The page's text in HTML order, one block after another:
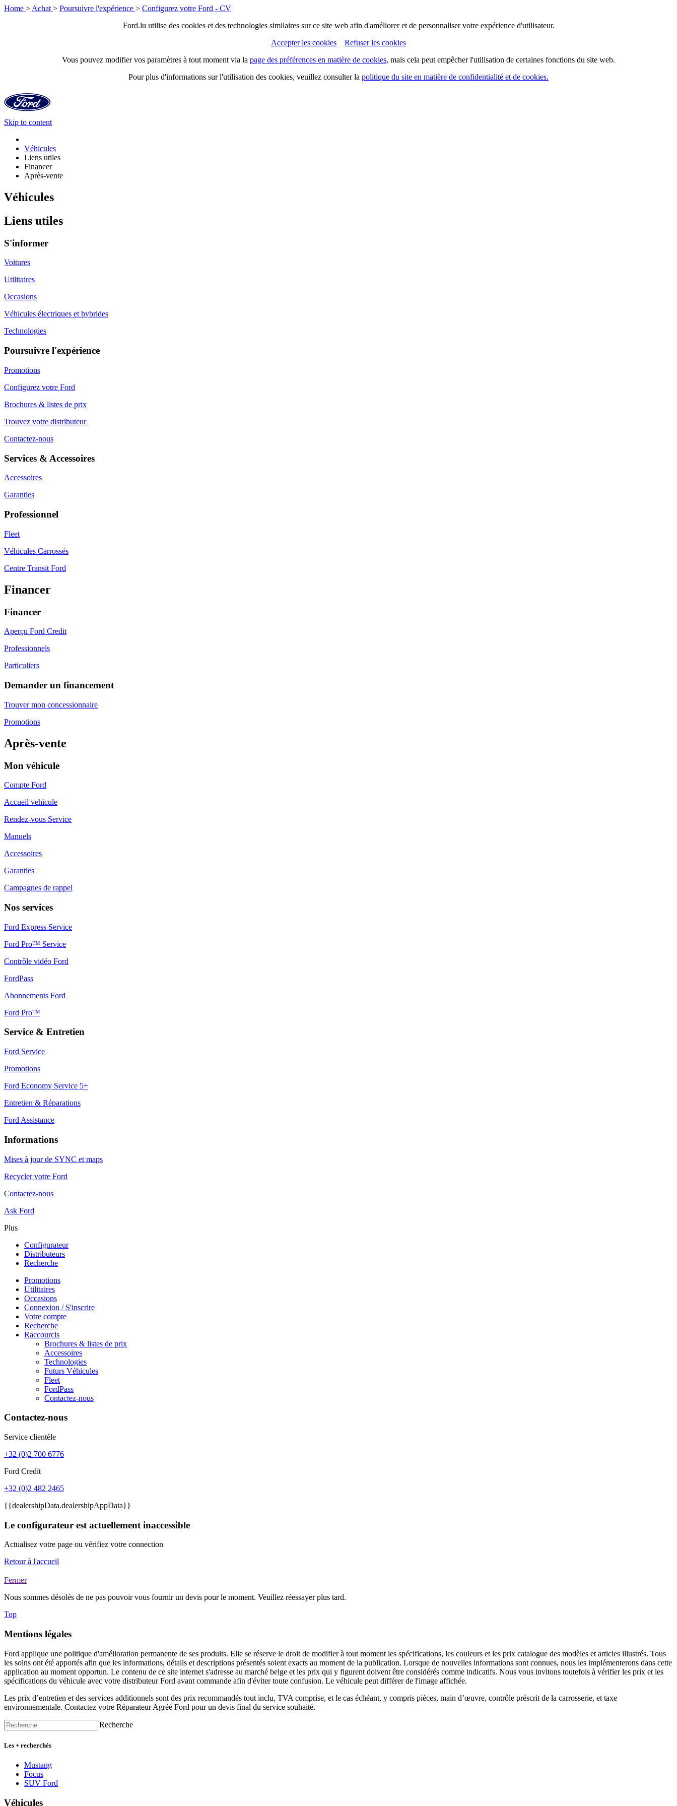
Home > Achat > Poursuivre l'expérience > Configurez votre Ford - CV
Ford.lu utilise des cookies et des technologies similaires sur ce site web afin d'améliorer et de personnaliser votre expérience d'utilisateur.
Accepter les cookies
Refuser les cookies
Vous pouvez modifier vos paramètres à tout moment via la page des préférences en matière de cookies, mais cela peut empêcher l'utilisation de certaines fonctions du site web.
Pour plus d'informations sur l'utilisation des cookies, veuillez consulter la politique du site en matière de confidentialité et de cookies.
Skip to content
Véhicules
Liens utiles
Financer
Après-vente
Véhicules
Liens utiles
S'informer
Voitures
Utilitaires
Occasions
Véhicules électriques et hybrides
Technologies
Poursuivre l'expérience
Promotions
Configurez votre Ford
Brochures & listes de prix
Trouvez votre distributeur
Contactez-nous
Services & Accessoires
Accessoires
Garanties
Professionnel
Fleet
Véhicules Carrossés
Centre Transit Ford
Financer
Financer
Aperçu Ford Credit
Professionnels
Particuliers
Demander un financement
Trouver mon concessionnaire
Promotions
Après-vente
Mon véhicule
Compte Ford
Accueil vehicule
Rendez-vous Service
Manuels
Accessoires
Garanties
Campagnes de rappel
Nos services
Ford Express Service
Ford Pro™ Service
Contrôle vidéo Ford
FordPass
Abonnements Ford
Ford Pro™
Service & Entretien
Ford Service
Promotions
Ford Economy Service 5+
Entretien & Réparations
Ford Assistance
Informations
Mises à jour de SYNC et maps
Recycler votre Ford
Contactez-nous
Ask Ford
Plus
Configurateur
Distributeurs
Recherche
Promotions
Utilitaires
Occasions
Connexion / S'inscrire
Votre compte
Recherche
Raccourcis
Brochures & listes de prix
Accessoires
Technologies
Futurs Véhicules
Fleet
FordPass
Contactez-nous
Contactez-nous
Service clientèle
+32 (0)2 700 6776
Ford Credit
+32 (0)2 482 2465
{{dealershipData.dealershipAppData}}
Le configurateur est actuellement inaccessible
Actualisez votre page ou vérifiez votre connection
Retour à l'accueil
Fermer
Nous sommes désolés de ne pas pouvoir vous fournir un devis pour le moment. Veuillez réessayer plus tard.
Top
Mentions légales
Ford applique une politique d'amélioration permanente de ses produits. Elle se réserve le droit de modifier à tout moment les spécifications, les couleurs et les prix catalogue des modèles et articles illustrés. Tous
les soins ont été apportés afin que les informations, détails et descriptions présentés soient exacts au moment de la publication. Lorsque de nouvelles informations sont connues, nous les implémenterons dans cette
application au moment opportun. Le contenu de ce site internet s'adresse au marché belge et les prix qui y figurent doivent être considérés comme indicatifs. Nous vous invitons toutefois à vérifier les prix et les
spécifications du véhicule avec votre distributeur Ford avant commande afin d'éviter toute confusion. Le véhicule peut différer de l'image affichée.
Les prix d’entretien et des services additionnels sont des prix recommandés tout inclu, TVA comprise, et le cas échéant, y compris pièces, main d’œuvre, contrôle préscrit de la carrosserie, et taxe
environnementale. Contactez votre Réparateur Agréé Ford pour un devis final du service souhaité.
Recherche
Les + recherchés
Mustang
Focus
SUV Ford
Véhicules